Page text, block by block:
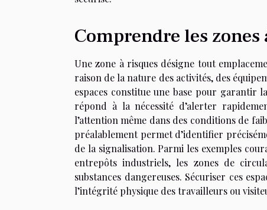
Comprendre les zones
Une zone à risques désigne tout
raison de la nature des activités, des
espaces constitue une base pour garantir
répond à la nécessité d’alerter
l’attention même dans des conditions de
préalablement permet d’identifier
de la signalisation. Parmi les exemples
entrepôts industriels, les zones de
substances dangereuses. Sécuriser ces
l’intégrité physique des travailleurs ou